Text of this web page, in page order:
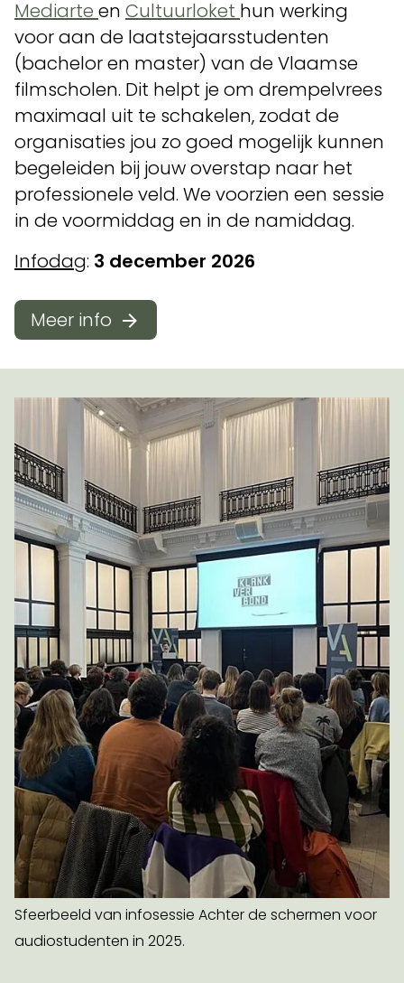
Mediarte en Cultuurloket hun werking
voor aan de laatstejaarsstudenten
(bachelor en master) van de Vlaamse
filmscholen. Dit helpt je om drempelvrees
maximaal uit te schakelen, zodat de
organisaties jou zo goed mogelijk kunnen
begeleiden bij jouw overstap naar het
professionele veld. We voorzien een sessie
in de voormiddag en in de namiddag.
Infodag: 3 december 2026
Meer info
Sfeerbeeld van infosessie Achter de schermen voor
audiostudenten in 2025.